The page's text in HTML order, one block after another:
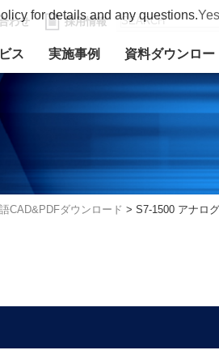
ス 実施事例 資料ダウンロー
わせ 採用情報
CAD&PDFダウンロード > S7-1500 アナロ
for details and any questions.Yes